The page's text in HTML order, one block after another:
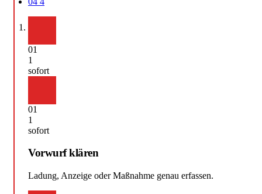
01
1
sofort
01
1
sofort
Vorwurf klären
Ladung, Anzeige oder Maßnahme genau erfassen.